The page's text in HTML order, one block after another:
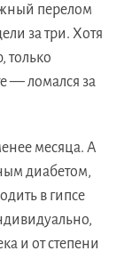
перелом
за три. Хотя
только
— ломался за
месяца. А
диабетом,
в гипсе
и от степени